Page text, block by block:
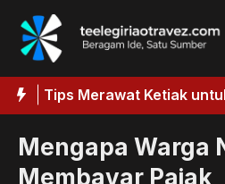
Langsung
Tips Merawat Ketiak
Penggelapan
Mengapa Warga
Membayar Pajak